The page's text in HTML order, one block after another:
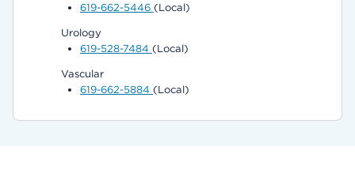
619-662-5446 (Local)
Urology
619-528-7484 (Local)
Vascular
619-662-5884 (Local)